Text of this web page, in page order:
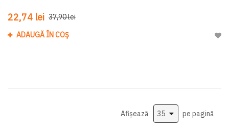
22,74 lei 37,90 lei
ADAUGĂ ÎN COȘ
Afișează pe pagină